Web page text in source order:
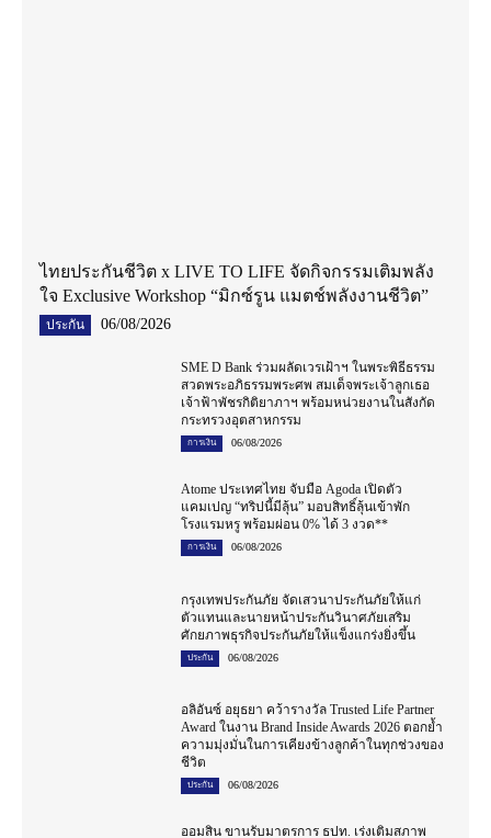
ไทยประกันชีวิต x LIVE TO LIFE จัดกิจกรรมเติมพลัง
ใจ Exclusive Workshop “มิกซ์รูน แมตช์พลังงานชีวิต”
ประกัน 06/08/2026
SME D Bank ร่วมผลัดเวรเฝ้าฯ ในพระพิธีธรรม
สวดพระอภิธรรมพระศพ สมเด็จพระเจ้าลูกเธอ
เจ้าฟ้าพัชรกิติยาภาฯ พร้อมหน่วยงานในสังกัด
กระทรวงอุตสาหกรรม
การเงิน 06/08/2026
Atome ประเทศไทย จับมือ Agoda เปิดตัว
แคมเปญ “ทริปนี้มีลุ้น” มอบสิทธิ์ลุ้นเข้าพัก
โรงแรมหรู พร้อมผ่อน 0% ได้ 3 งวด**
การเงิน 06/08/2026
กรุงเทพประกันภัย จัดเสวนาประกันภัยให้แก่
ตัวแทนและนายหน้าประกันวินาศภัยเสริม
ศักยภาพธุรกิจประกันภัยให้แข็งแกร่งยิ่งขึ้น
ประกัน 06/08/2026
อลิอันซ์ อยุธยา คว้ารางวัล Trusted Life Partner
Award ในงาน Brand Inside Awards 2026 ตอกย้ำ
ความมุ่งมั่นในการเคียงข้างลูกค้าในทุกช่วงของ
ชีวิต
ประกัน 06/08/2026
ออมสิน ขานรับมาตรการ ธปท. เร่งเติมสภาพ